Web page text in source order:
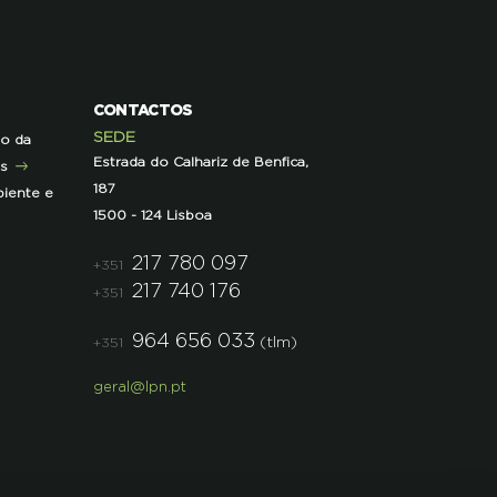
da
e
CONTACTOS
SEDE
Estrada do Calhariz de Benfica,
187
1500 - 124 Lisboa
+351 217 780 097
+351 217 740 176
+351 964 656 033 (tlm)
geral@lpn.pt